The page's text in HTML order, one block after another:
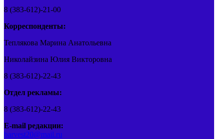
8 (383-612)-21-00
Корреспонденты:
Теплякова Марина Анатольевна
Николайзина Юлия Викторовна
8 (383-612)-22-43
Отдел рекламы:
8 (383-612)-22-43
E-mail редакции:
barvest20@mail.ru